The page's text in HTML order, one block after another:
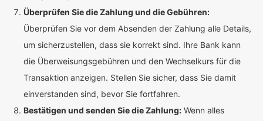
Überprüfen Sie die Zahlung und die Gebühren:
Überprüfen Sie vor dem Absenden der Zahlung alle Details,
um sicherzustellen, dass sie korrekt sind. Ihre Bank kann
die Überweisungsgebühren und den Wechselkurs für die
Transaktion anzeigen. Stellen Sie sicher, dass Sie damit
einverstanden sind, bevor Sie fortfahren.
Bestätigen und senden Sie die Zahlung: Wenn alles